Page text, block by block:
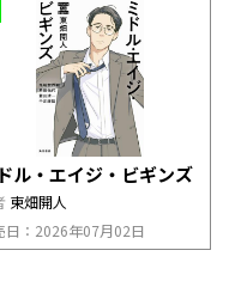
ル・エイジ・ビギンズ
東畑開人
日：2026年07月02日